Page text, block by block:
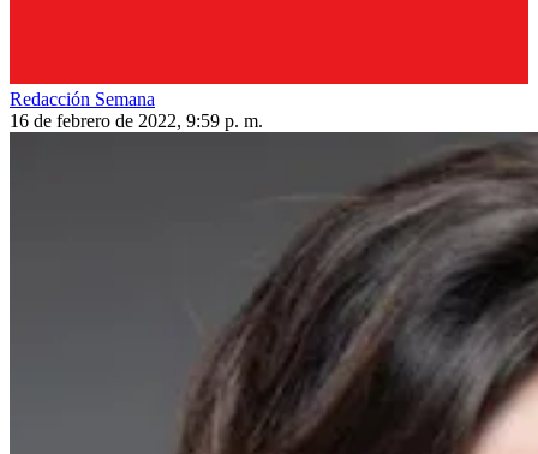
Redacción Semana
16 de febrero de 2022, 9:59 p. m.